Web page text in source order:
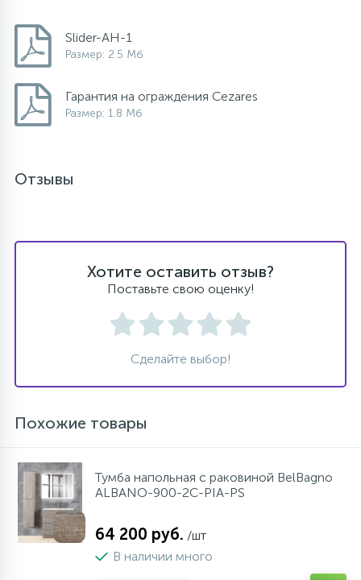
Slider-AH-1
Размер: 2.5 Мб
Гарантия на ограждения Cezares
Размер: 1.8 Мб
Отзывы
Хотите оставить отзыв?
Поставьте свою оценку!
Сделайте выбор!
Похожие товары
Тумба напольная с раковиной BelBagno
ALBANO-900-2C-PIA-PS
64 200 руб. /шт
В наличии много